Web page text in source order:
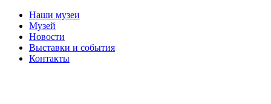
Наши музеи
Музей
Новости
Выставки и события
Контакты